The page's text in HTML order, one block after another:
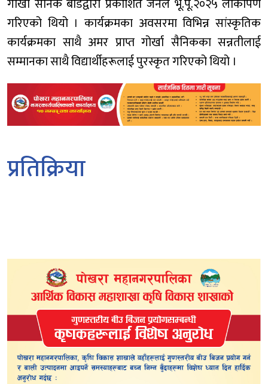
गोर्खा सैनिक बोर्डद्वारा प्रकाशित जर्नल भू.पू.२०२५ लोकार्पण
गरिएको थियो । कार्यक्रमका अवसरमा विभिन्न सांस्कृतिक
कार्यक्रमका साथै अमर प्राप्त गोर्खा सैनिकका सन्नतीलाई
सम्मानका साथै विद्यार्थीहरूलाई पुरस्कृत गरिएको थियो ।
प्रतिक्रिया